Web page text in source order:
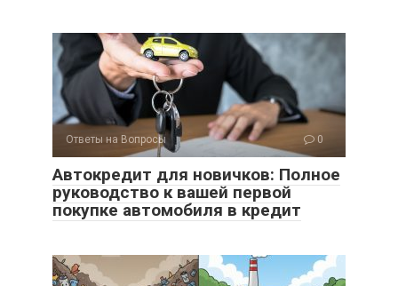
Ответы на Вопросы 0
Автокредит для новичков: Полное
руководство к вашей первой
покупке автомобиля в кредит